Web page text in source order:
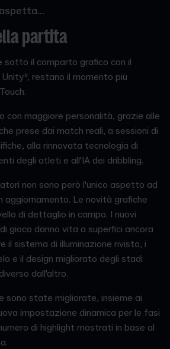
partita
sotto il comparto grafico con il
restano il momento più
con maggiore personalità, grazie alle
prese dai match reali, a sessioni di
alla rinnovata tecnologia di
degli atleti e all'IA dei dribbling.
non sono però l'unico aspetto ad
aggiornamento. Le novità grafiche
di dettaglio in campo. I nuovi
gioco danno vita a superfici ancora
il sistema di illuminazione rivisto, i
e il design migliorato degli stadi
dall'altro.
sono state migliorate, insieme ai
impostazione dinamica per le fasi
di highlight mostrati in base al